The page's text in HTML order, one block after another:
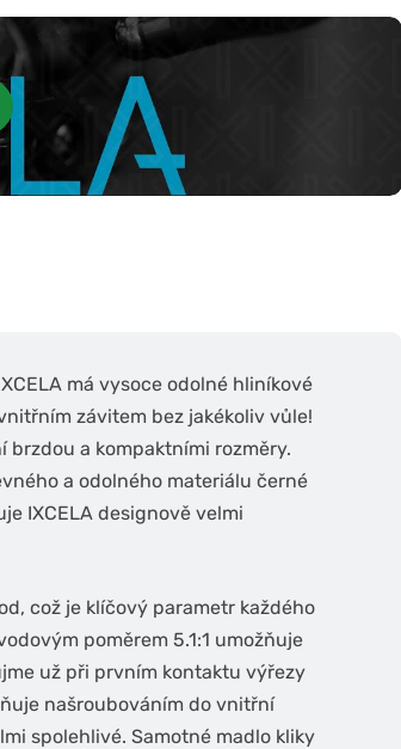
má vysoce odolné hliníkové
závitem bez jakékoliv vůle!
brzdou a kompaktními rozměry.
a odolného materiálu černé
IXCELA designově velmi
což je klíčový parametr každého
poměrem 5.1:1 umožňuje
už při prvním kontaktu výřezy
našroubováním do vnitřní
spolehlivé. Samotné madlo kliky